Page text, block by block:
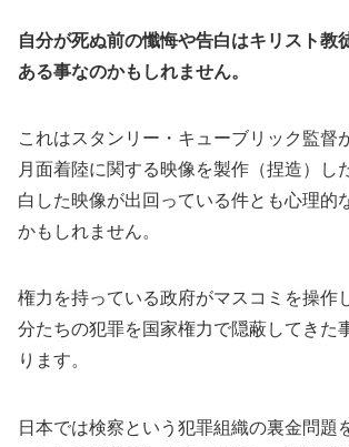
自分が死ぬ前の懺悔や告白はキリスト教
ある事なのかもしれません。
これはスタンリー・キューブリック監督
月面着陸に関する映像を製作（捏造）し
白した映像が出回っている件とも心理的
かもしれません。
権力を持っている政府がマスコミを操作
分たちの犯罪を国家権力で隠蔽してきた
ります。
日本では検察という犯罪組織の裏金問題